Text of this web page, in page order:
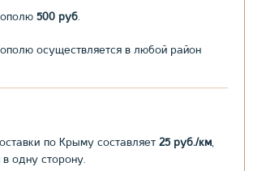
500 руб
осуществляется в любой район
по Крыму составляет 25 руб./км
одну сторону.